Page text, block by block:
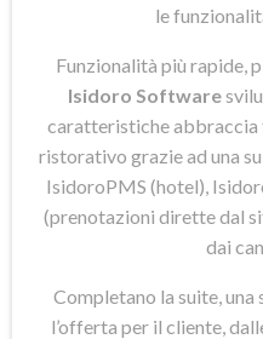
le
Funzionalità più rapide,
Isidoro Software
caratteristiche
ristorativo grazie ad una
IsidoroPMS (hotel),
(prenotazioni dirette dal
dai
Completano la suite, una
l’offerta per il cliente,